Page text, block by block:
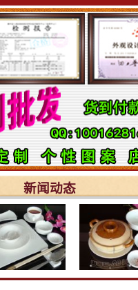
新闻动态